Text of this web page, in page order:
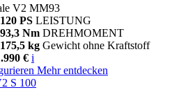
V2 MM93
120 PS LEISTUNG
93,3 Nm DREHMOMENT
175,5 kg Gewicht ohne Kraftstoff
€ i
Mehr entdecken
S 100